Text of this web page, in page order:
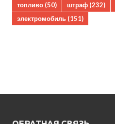
топливо (50) штраф (232)
электромобиль (151)